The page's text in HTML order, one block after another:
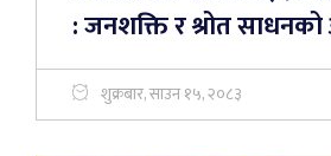
: जनशक्ति र श्रोत
शुक्रबार, साउन १५, २०८३